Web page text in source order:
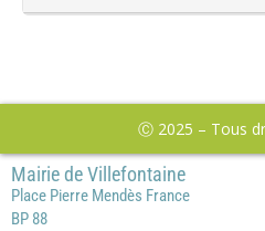
Ⓒ 2025 – Tous
Mairie de Villefontaine
Place Pierre Mendès France
BP 88